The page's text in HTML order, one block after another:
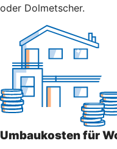
oder Dolmetscher.
Umbaukosten für